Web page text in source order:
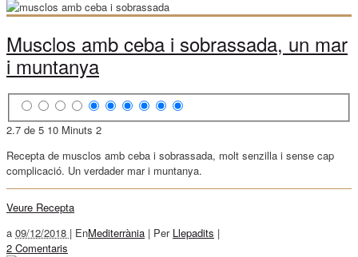
Musclos amb ceba i sobrassada, un mar
i muntanya
2.7 de 5 10 Minuts 2
Recepta de musclos amb ceba i sobrassada, molt senzilla i sense cap
complicació. Un verdader mar i muntanya.
Veure Recepta
a 09/12/2018 | EnMediterrània | Per Llepadits |
2 Comentaris